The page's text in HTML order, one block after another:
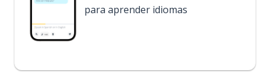
para aprender idiomas